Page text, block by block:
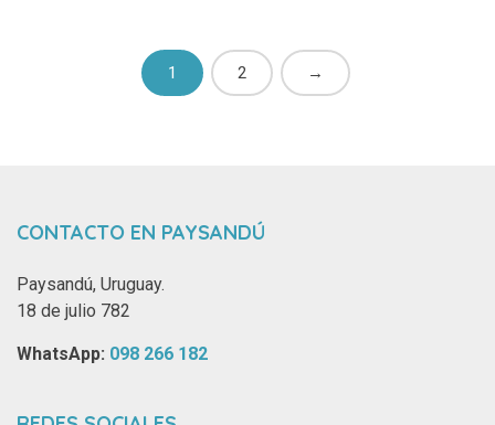
1 2 →
CONTACTO EN PAYSANDÚ
Paysandú, Uruguay.
18 de julio 782
WhatsApp: ‪ 098 266 182‬